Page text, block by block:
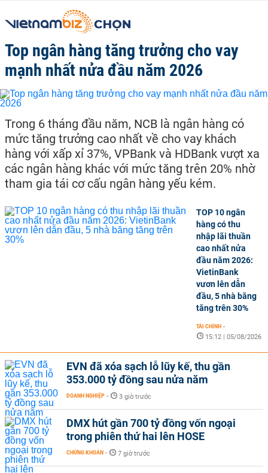
Top ngân hàng tăng trưởng cho vay
mạnh nhất nửa đầu năm 2026
Trong 6 tháng đầu năm, NCB là ngân hàng có
mức tăng trưởng cao nhất về cho vay khách
hàng với xấp xỉ 37%, VPBank và HDBank vượt xa
các ngân hàng khác với mức tăng trên 20% nhờ
tham gia tái cơ cấu ngân hàng yếu kém.
TOP 10 ngân
hàng có thu
nhập lãi thuần
cao nhất nửa
đầu năm 2026:
VietinBank
vươn lên dẫn
đầu, 5 nhà băng
tăng trên 30%
TÀI CHÍNH -
15:12 | 05/08/2026
EVN đã xóa sạch lỗ lũy kế, thu gần
353.000 tỷ đồng sau nửa năm
DOANH NGHIỆP - 3 giờ trước
DMX hút gần 700 tỷ đồng vốn ngoại
trong phiên thứ hai lên HOSE
CHỨNG KHOÁN - 7 giờ trước